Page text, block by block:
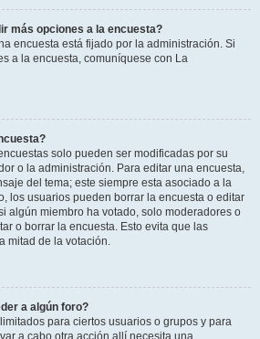
más opciones a la encuesta?
encuesta está fijado por la administración. Si
a la encuesta, comuníquese con La
solo pueden ser modificadas por su
o la administración. Para editar una encuesta,
del tema; este siempre esta asociado a la
los usuarios pueden borrar la encuesta o editar
algún miembro ha votado, solo moderadores o
o borrar la encuesta. Esto evita que las
mitad de la votación.
a algún foro?
para ciertos usuarios o grupos y para
a cabo otra acción allí necesita una